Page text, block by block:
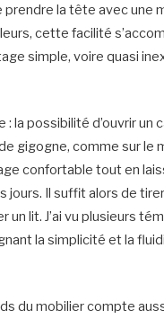
prendre la tête avec une
cette facilité
simple, voire quasi
la possibilité d’ouvrir un
gigogne, comme sur le
confortable tout en
jours. Il suffit alors de
un lit. J’ai vu plusieurs
la simplicité et la
du mobilier compte